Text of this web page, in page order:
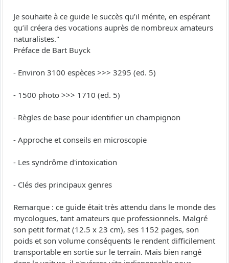
Je souhaite à ce guide le succès qu’il mérite, en espérant
qu’il créera des vocations auprès de nombreux amateurs
naturalistes."
Préface de Bart Buyck
- Environ 3100 espèces >>> 3295 (ed. 5)
- 1500 photo >>> 1710 (ed. 5)
- Règles de base pour identifier un champignon
- Approche et conseils en microscopie
- Les syndrôme d'intoxication
- Clés des principaux genres
Remarque : ce guide était très attendu dans le monde des
mycologues, tant amateurs que professionnels. Malgré
son petit format (12.5 x 23 cm), ses 1152 pages, son
poids et son volume conséquents le rendent difficilement
transportable en sortie sur le terrain. Mais bien rangé